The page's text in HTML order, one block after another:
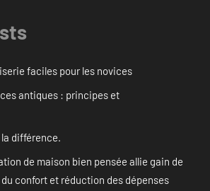
faciles pour les novices
antiques : principes et
différence.
de maison bien pensée allie gain de
confort et réduction des dépenses